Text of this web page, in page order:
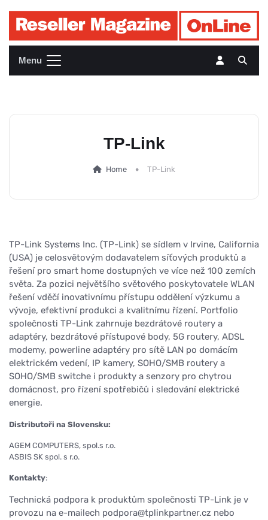
Menu
TP-Link
Home TP-Link
TP-Link Systems Inc. (TP-Link) se sídlem v Irvine, California
(USA) je celosvětovým dodavatelem síťových produktů a
řešení pro smart home dostupných ve více než 100 zemích
světa. Za pozici největšího světového poskytovatele WLAN
řešení vděčí inovativnímu přístupu oddělení výzkumu a
vývoje, efektivní produkci a kvalitnímu řízení. Portfolio
společnosti TP-Link zahrnuje bezdrátové routery a
adaptéry, bezdrátové přístupové body, 5G routery, ADSL
modemy, powerline adaptéry pro sítě LAN po domácím
elektrickém vedení, IP kamery, SOHO/SMB routery a
SOHO/SMB switche i produkty a senzory pro chytrou
domácnost, pro řízení spotřebičů i sledování elektrické
energie.
Distributoři na Slovensku:
AGEM COMPUTERS, spol.s r.o.
ASBIS SK spol. s r.o.
Kontakty:
Technická podpora k produktům společnosti TP-Link je v
provozu na e-mailech podpora@tplinkpartner.cz nebo